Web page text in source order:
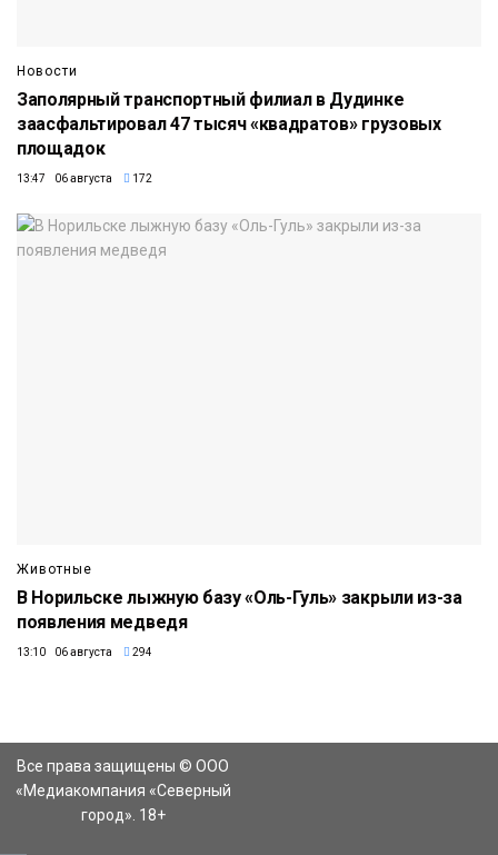
Новости
Заполярный транспортный филиал в Дудинке
заасфальтировал 47 тысяч «квадратов» грузовых
площадок
13:47 06 августа 172
Животные
В Норильске лыжную базу «Оль-Гуль» закрыли из-за
появления медведя
13:10 06 августа 294
Все права защищены © ООО
«Медиакомпания «Северный
город». 18+